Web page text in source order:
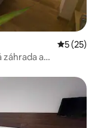
5 (25)
záhrada a